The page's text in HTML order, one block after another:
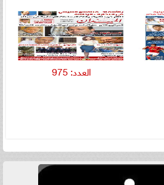
العدد: 975